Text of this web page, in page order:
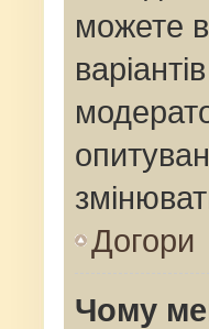
можете
Догори
Чому